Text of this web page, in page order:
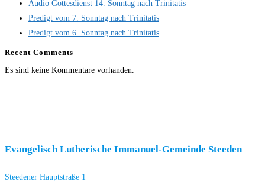
Audio Gottesdienst 14. Sonntag nach Trinitatis
Predigt vom 7. Sonntag nach Trinitatis
Predigt vom 6. Sonntag nach Trinitatis
Recent Comments
Es sind keine Kommentare vorhanden.
Evangelisch Lutherische Immanuel-Gemeinde Steeden
Steedener Hauptstraße 1